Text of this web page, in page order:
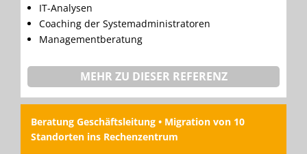
IT-Analysen
Coaching der Systemadministratoren
Managementberatung
MEHR ZU DIESER REFERENZ
Beratung Geschäftsleitung • Migration von 10
Standorten ins Rechenzentrum